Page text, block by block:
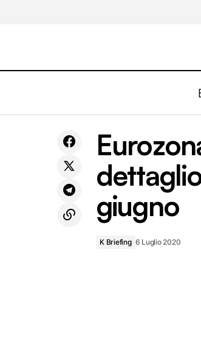
Buone notizie dagli stress test della FED
giugno
K Briefing 6 Luglio 2020